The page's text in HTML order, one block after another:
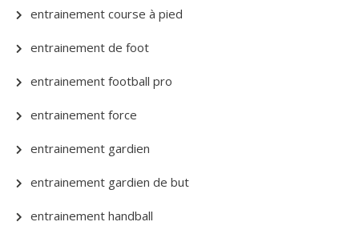
entrainement course à pied
entrainement de foot
entrainement football pro
entrainement force
entrainement gardien
entrainement gardien de but
entrainement handball